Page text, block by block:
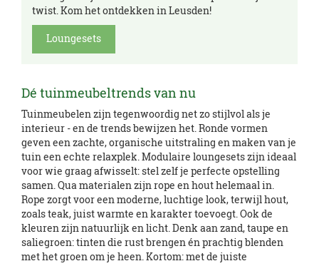
twist. Kom het ontdekken in Leusden!
Loungesets
Dé tuinmeubeltrends van nu
Tuinmeubelen zijn tegenwoordig net zo stijlvol als je
interieur - en de trends bewijzen het. Ronde vormen
geven een zachte, organische uitstraling en maken van je
tuin een echte relaxplek. Modulaire loungesets zijn ideaal
voor wie graag afwisselt: stel zelf je perfecte opstelling
samen. Qua materialen zijn rope en hout helemaal in.
Rope zorgt voor een moderne, luchtige look, terwijl hout,
zoals teak, juist warmte en karakter toevoegt. Ook de
kleuren zijn natuurlijk en licht. Denk aan zand, taupe en
saliegroen: tinten die rust brengen én prachtig blenden
met het groen om je heen. Kortom: met de juiste